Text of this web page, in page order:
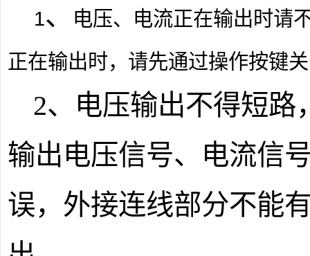
1、
电压、电流正在输出时请
正在输出时，请先通过操作按键
2、电压输出不得短路
输出电压信号、电流信
误，外接连线部分不能